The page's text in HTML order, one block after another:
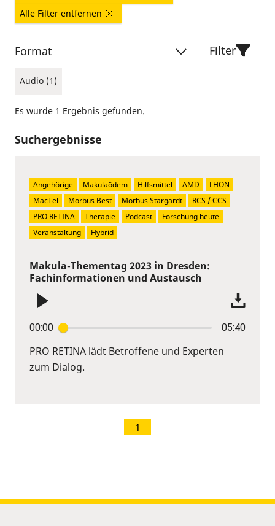
Alle Filter entfernen
Format
Audio (1)
Filter
Es wurde 1 Ergebnis gefunden.
Suchergebnisse
Makula-Thementag 2023 in Dresden:
Fachinformationen und Austausch
00:00 05:40
PRO RETINA lädt Betroffene und Experten
zum Dialog.
Angehörige Makulaödem Hilfsmittel AMD
LHON
MacTel
Morbus Best Morbus Stargardt
RCS / CCS
PRO RETINA
Therapie Podcast
Forschung heute
Veranstaltung
Hybrid
1